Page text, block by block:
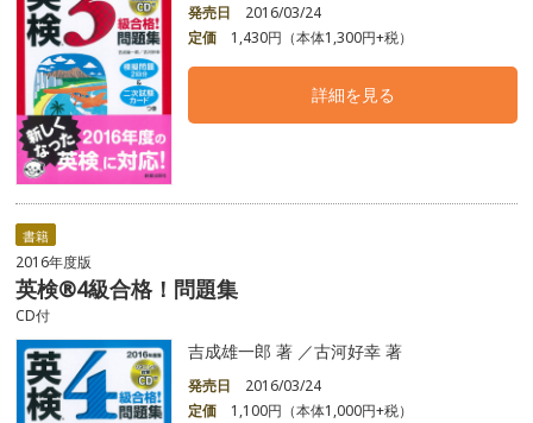
発売日
2016/03/24
定価
1,430円（本体1,300円+税）
詳細を見る
書籍
2016年度版
英検®4級合格！問題集
CD付
吉成雄一郎 著 ／古河好幸 著
発売日
2016/03/24
定価
1,100円（本体1,000円+税）